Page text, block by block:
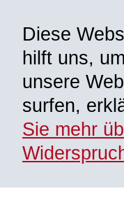
Diese
hilft uns,
unsere
surfen,
Sie mehr